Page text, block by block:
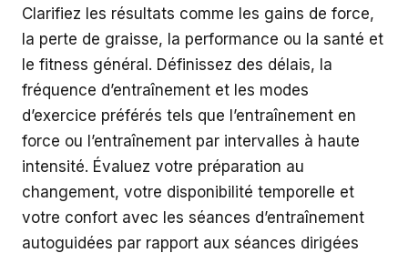
Clarifiez les résultats comme les gains de force,
la perte de graisse, la performance ou la santé et
le fitness général. Définissez des délais, la
fréquence d’entraînement et les modes
d’exercice préférés tels que l’entraînement en
force ou l’entraînement par intervalles à haute
intensité. Évaluez votre préparation au
changement, votre disponibilité temporelle et
votre confort avec les séances d’entraînement
autoguidées par rapport aux séances dirigées